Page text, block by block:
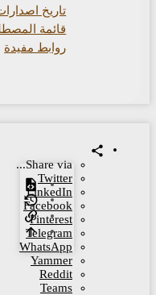
تاريخ اصدارات
قائمة
روابط مفيدة
Share via...
Twitter
LinkedIn
Facebook
Pinterest
Telegram
WhatsApp
Yammer
Reddit
Teams